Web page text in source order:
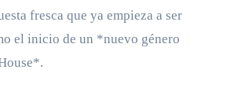
fresca que ya empieza a ser
el inicio de un *nuevo género